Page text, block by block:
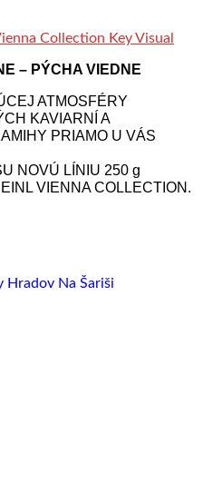
– PÝCHA VIEDNE
ATMOSFÉRY
KAVIARNÍ A
PRIAMO U VÁS
NOVÚ LÍNIU 250 g
VIENNA COLLECTION.